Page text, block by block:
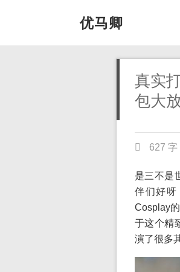
优马卿
真实
包大
627 字
是三不是
伴们好呀
Cosplay
于这个精
演了很多